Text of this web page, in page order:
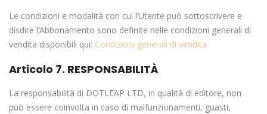
Le condizioni e modalità con cui l’Utente può sottoscrivere e
disdire l’Abbonamento sono definite nelle condizioni generali di
vendita disponibili qui: Condizioni generali di vendita
Articolo 7. RESPONSABILITÀ
La responsabilità di DOTLEAP LTD, in qualità di editore, non
può essere coinvolta in caso di malfunzionamenti, guasti,